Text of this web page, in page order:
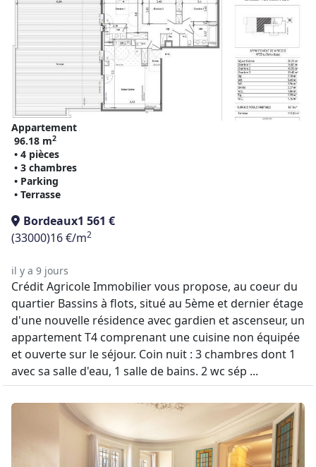
Appartement
96.18 m2
• 4 pièces
• 3 chambres
• Parking
• Terrasse
Bordeaux1 561 €
(33000)16 €/m2
il y a 9 jours
Crédit Agricole Immobilier vous propose, au coeur du
quartier Bassins à flots, situé au 5ème et dernier étage
d'une nouvelle résidence avec gardien et ascenseur, un
appartement T4 comprenant une cuisine non équipée
et ouverte sur le séjour. Coin nuit : 3 chambres dont 1
avec sa salle d'eau, 1 salle de bains. 2 wc sép ...